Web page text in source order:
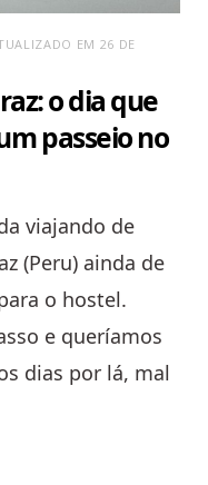
EM 26 DE
o dia que
passeio no
viajando de
(Peru) ainda de
o hostel.
e queríamos
dias por lá, mal